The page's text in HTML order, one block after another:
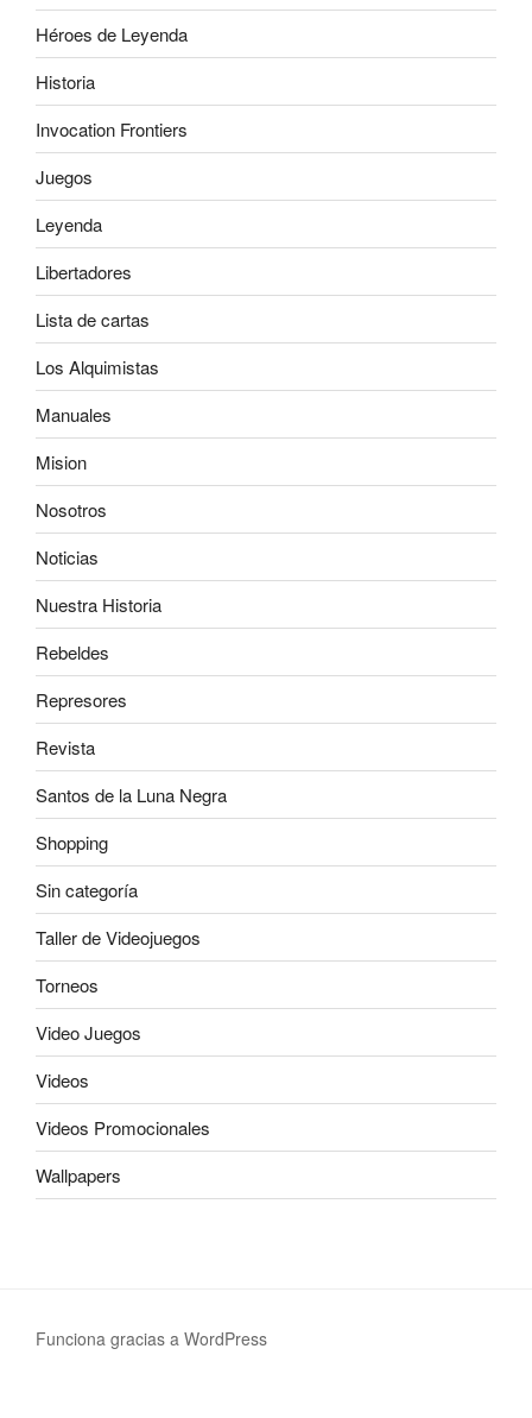
Héroes de Leyenda
Historia
Invocation Frontiers
Juegos
Leyenda
Libertadores
Lista de cartas
Los Alquimistas
Manuales
Mision
Nosotros
Noticias
Nuestra Historia
Rebeldes
Represores
Revista
Santos de la Luna Negra
Shopping
Sin categoría
Taller de Videojuegos
Torneos
Video Juegos
Videos
Videos Promocionales
Wallpapers
Funciona gracias a WordPress